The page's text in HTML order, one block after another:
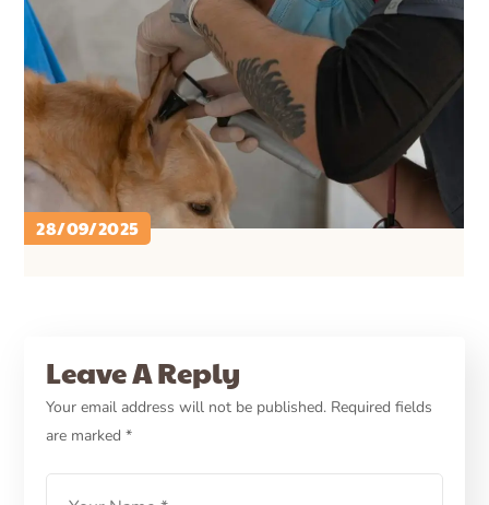
28/09/2025
Waspada Telinga Anjing
Bengkak karena Aural
Hematoma
LEARN MORE
Leave A Reply
Your email address will not be published. Required fields
are marked*